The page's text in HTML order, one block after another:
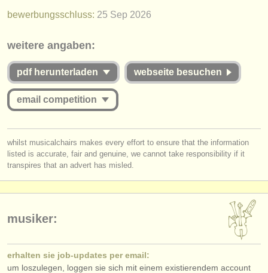
kontakt
rss feeds
nachrichten in der klassischen musik
verlage:
anzeige veröffentlichen
find out about ourATS
ATSfaq
einloggen
bewerbungsschluss: 25 Sep 2026
weitere angaben:
pdf herunterladen webseite besuchen
email competition
log inorcreate an accountto continue.
whilst musicalchairs makes every effort to ensure that the information
listed is accurate, fair and genuine, we cannot take responsibility if it
transpires that an advert has misled.
musiker:
erhalten sie job-updates per email:
um loszulegen, loggen sie sich mit einem existierendem account